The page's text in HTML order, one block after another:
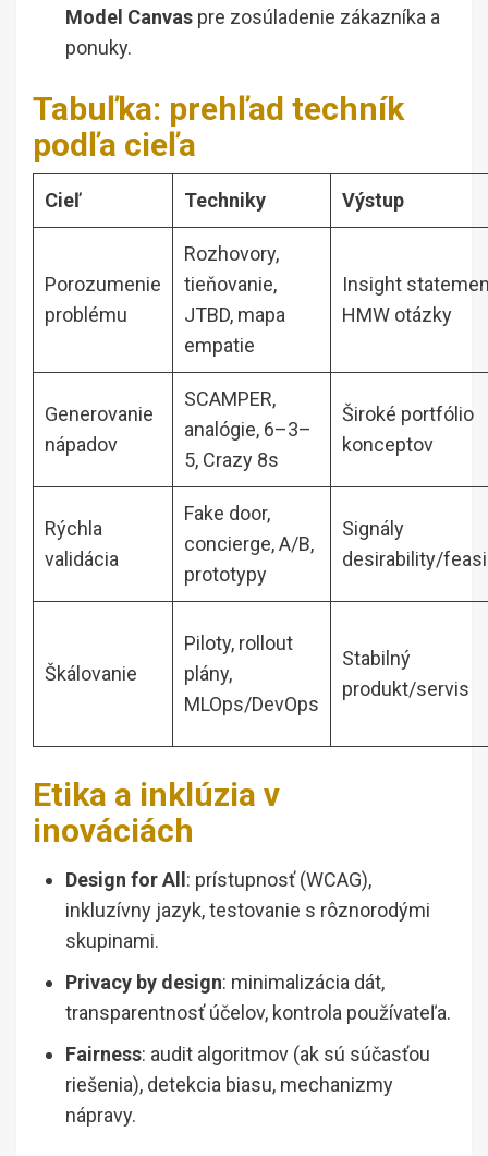
Model Canvas pre zosúladenie zákazníka a
ponuky.
Tabuľka: prehľad techník
podľa cieľa
Cieľ Techniky Výstup
Porozumenie
problému
Rozhovory,
tieňovanie,
JTBD, mapa
empatie
Insight
HMW otázky
Generovanie
nápadov
SCAMPER,
analógie, 6–3–
5, Crazy 8s
Široké portfólio
konceptov
Rýchla
validácia
Fake door,
concierge, A/B,
prototypy
Signály
desirability/
Škálovanie
Piloty, rollout
plány,
MLOps/DevOps
Stabilný
produkt/servis
Etika a inklúzia v
inováciách
Design for All : prístupnosť (WCAG),
inkluzívny jazyk, testovanie s rôznorodými
skupinami.
Privacy by design: minimalizácia dát,
transparentnosť účelov, kontrola používateľa.
Fairness: audit algoritmov (ak sú súčasťou
riešenia), detekcia biasu, mechanizmy
nápravy.